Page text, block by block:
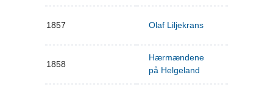
1857 Olaf Liljekrans
1858
Hærmændene
på Helgeland